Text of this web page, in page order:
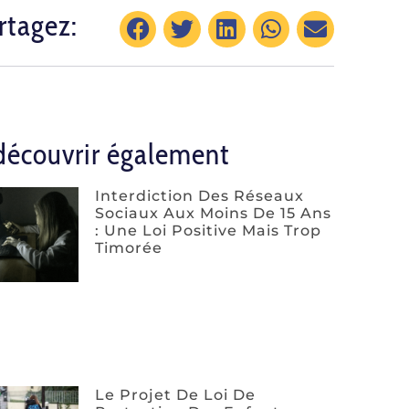
également
Interdiction Des Réseaux
Sociaux Aux Moins De 15 Ans
: Une Loi Positive Mais Trop
Timorée
Le Projet De Loi De